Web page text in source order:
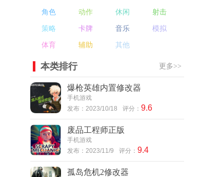
角色 动作 休闲 射击
策略 卡牌 音乐 模拟
体育 辅助 其他
本类排行 更多>>
爆枪英雄内置修改器
手机游戏
发布：2023/10/18
评分： 9.6
废品工程师正版
手机游戏
发布：2023/11/9
评分： 9.4
孤岛危机2修改器